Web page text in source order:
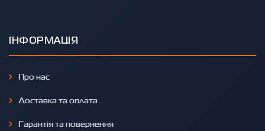
ІНФОРМАЦІЯ
Про нас
Доставка та оплата
Гарантія та повернення